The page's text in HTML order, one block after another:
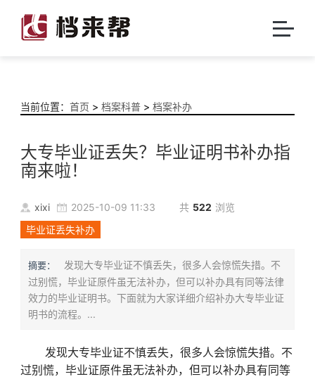
当前位置： 首页 > 档案科普> 档案补办
大专毕业证丢失？毕业证明书补办指
南来啦！
xixi 2025-10-09 11:33 共 522 浏览
毕业证丢失补办
摘要：
发现大专毕业证不慎丢失，很多人会惊慌失措。不
过别慌，毕业证原件虽无法补办，但可以补办具有同等法律
效力的毕业证明书。下面就为大家详细介绍补办大专毕业证
明书的流程。...
发现大专毕业证不慎丢失，很多人会惊慌失措。不
过别慌，毕业证原件虽无法补办，但可以补办具有同等